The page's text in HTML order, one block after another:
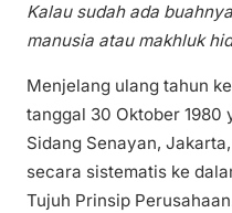
Kalau sudah ada
manusia atau makhluk
Menjelang ulang tahun
tanggal 30 Oktober 1980
Sidang Senayan,
secara sistematis ke
Tujuh Prinsip